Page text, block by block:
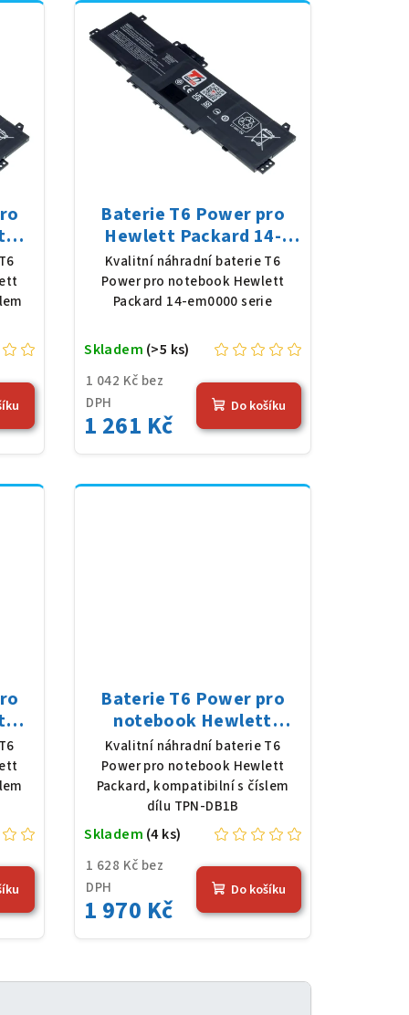
Baterie T6 Power pro
Hewlett Packard 14-
em0000 serie, Li-Poly,
11,25 V, 3648 mAh (41
Wh), černá
Kvalitní náhradní baterie T6
Power pro notebook Hewlett
Packard 14-em0000 serie
1 042 Kč bez
DPH
1 261 Kč
Skladem (>5 ks)
Do košíku
Baterie T6 Power pro
notebook Hewlett
Packard TPN-DB1B, Li-
Poly, 11,58 V, 7420 mAh
(86 Wh), černá
Kvalitní náhradní baterie T6
Power pro notebook Hewlett
Packard, kompatibilní s číslem
dílu TPN-DB1B
1 628 Kč bez
DPH
1 970 Kč
Skladem (4 ks)
Do košíku